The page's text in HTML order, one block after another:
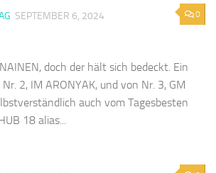
0
SEPTEMBER 6, 2024
doch der hält sich bedeckt. Ein
2, IM ARONYAK, und von Nr. 3, GM
auch vom Tagesbesten
18 alias...